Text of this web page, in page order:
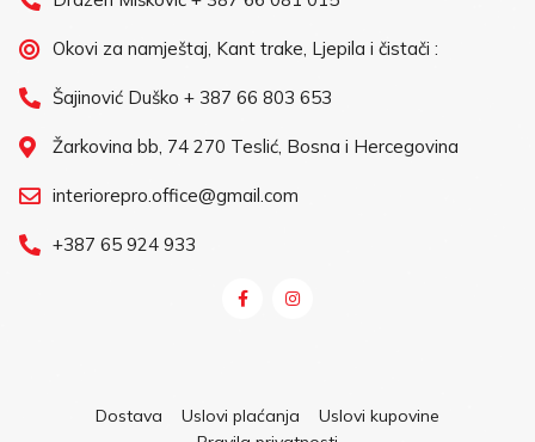
Okovi za namještaj, Kant trake, Ljepila i čistači :
Šajinović Duško + 387 66 803 653
Žarkovina bb, 74 270 Teslić, Bosna i Hercegovina
interiorepro.office@gmail.com
+387 65 924 933
Dostava Uslovi plaćanja
Uslovi kupovine